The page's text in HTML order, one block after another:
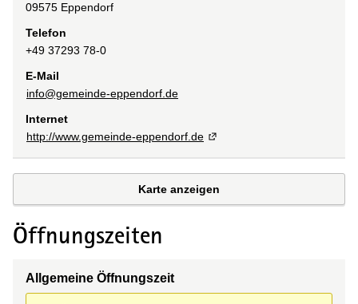
09575 Eppendorf
Telefon
+49 37293 78-0
E-Mail
info@gemeinde-eppendorf.de
Internet
http://www.gemeinde-eppendorf.de
Karte anzeigen
Öffnungszeiten
Allgemeine Öffnungszeit